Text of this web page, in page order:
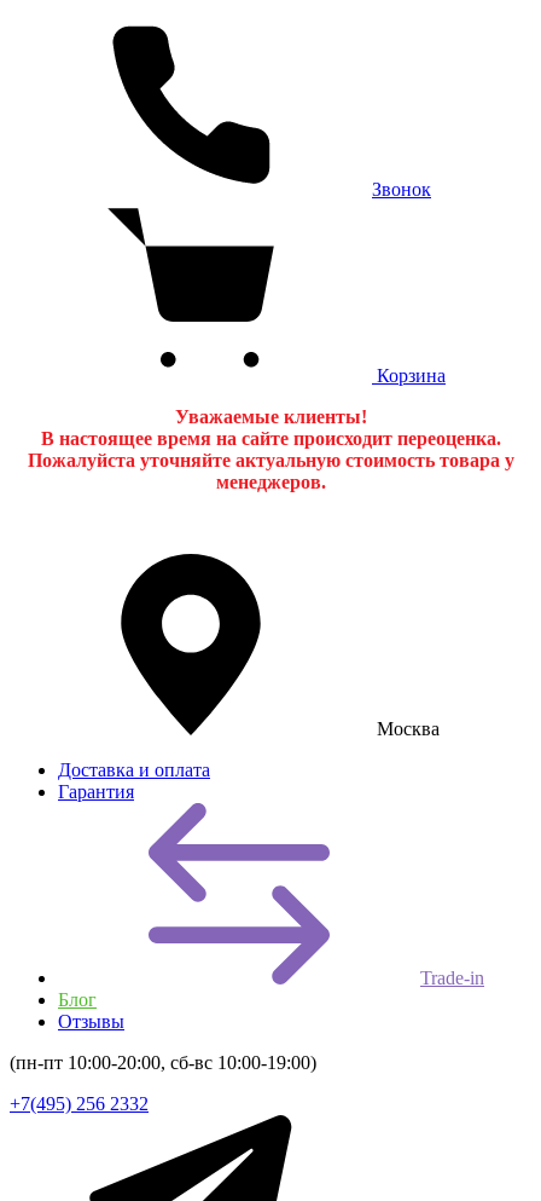
Звонок
Корзина
Уважаемые клиенты!
В настоящее время на сайте происходит переоценка.
Пожалуйста уточняйте актуальную стоимость товара у
менеджеров.
Москва
Доставка и оплата
Гарантия
Trade-in
Блог
Отзывы
(пн-пт 10:00-20:00, сб-вс 10:00-19:00)
+7(495) 256 2332